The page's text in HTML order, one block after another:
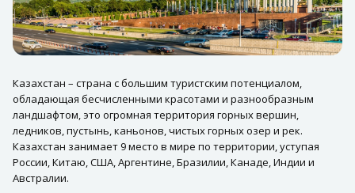
Казахстан – страна с большим туристским потенциалом,
обладающая бесчисленными красотами и разнообразным
ландшафтом, это огромная территория горных вершин,
ледников, пустынь, каньонов, чистых горных озер и рек.
Казахстан занимает 9 место в мире по территории, уступая
России, Китаю, США, Аргентине, Бразилии, Канаде, Индии и
Австралии.